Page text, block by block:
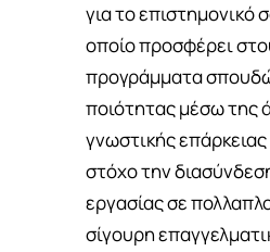
για το επιστημονικό
οποίο προσφέρει
προγράμματα
ποιότητας μέσω της
γνωστικής
στόχο την
εργασίας σε
σίγουρη